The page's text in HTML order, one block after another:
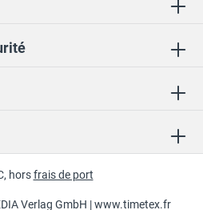
Verlag GmbH |www.timetex.fr
horsfrais de port